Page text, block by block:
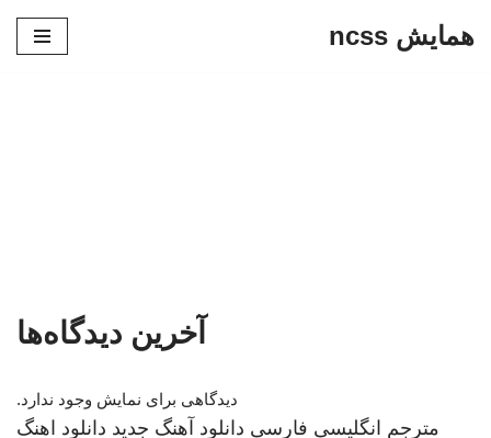
همایش ncss
آخرین دیدگاه‌ها
دیدگاهی برای نمایش وجود ندارد.
مترجم انگلیسی فارسی دانلود آهنگ جدید دانلود اهنگ